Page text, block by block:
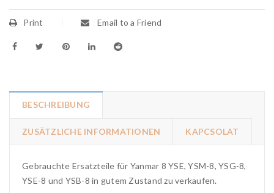
Print Email to a Friend
BESCHREIBUNG
ZUSÄTZLICHE INFORMATIONEN KAPCSOLAT
Gebrauchte Ersatzteile für Yanmar 8 YSE, YSM-8, YSG-8,
YSE-8 und YSB-8 in gutem Zustand zu verkaufen.